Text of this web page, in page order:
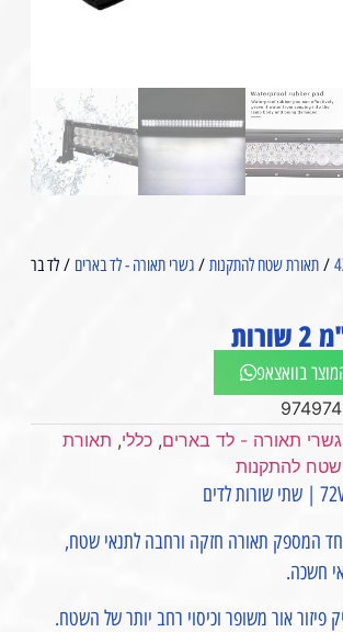
/ תאורת שטח להתקנות/ גשרי תאורה - לד בארים / לד בר
בוואצאפ
974974
גשרי תאורה - לד בארים, כללי, תאורת
שטח להתקנות
המספק תאורה חזקה ורחבה לתנאי שטח,
חשכה.
פיזור אור משופר וכיסוי רחב יותר של השטח.